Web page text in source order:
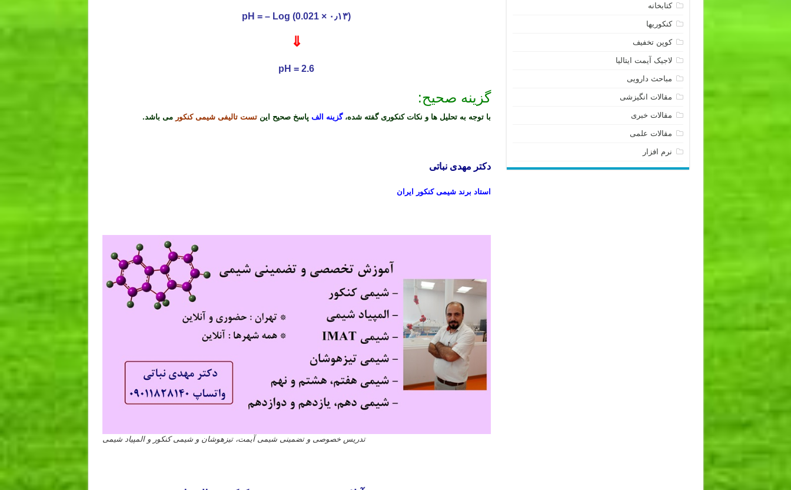
pH = – Log (0.021 × ۰٫۱۳)
⇓
pH = 2.6
گزینه صحیح:
با توجه به تحلیل ها و نکات کنکوری گفته شده،گزینه الف پاسخ صحیح اینتست تالیفی شیمی کنکور می باشد.
دکتر مهدی نباتی
استاد برند شیمی کنکور ایران
تدریس خصوصی و تضمینی شیمی آیمت، تیزهوشان و شیمی کنکور و المپیاد شیمی
کتابخانه
کنکوریها
کوپن تخفیف
لاجیک آیمت ایتالیا
مباحث دارویی
مقالات انگیزشی
مقالات خبری
مقالات علمی
نرم افزار